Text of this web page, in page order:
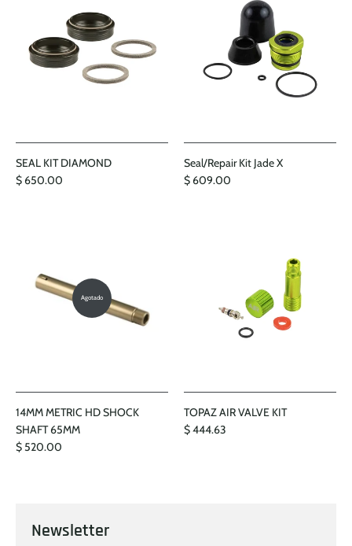
SEAL KIT DIAMOND
$ 650.00
Seal/Repair Kit Jade X
$ 609.00
Agotado
14MM METRIC HD SHOCK
SHAFT 65MM
$ 520.00
TOPAZ AIR VALVE KIT
$ 444.63
Newsletter